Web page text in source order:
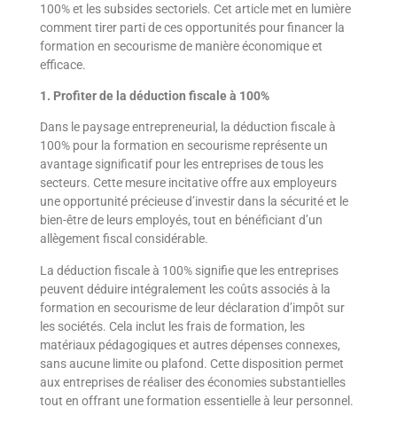
100% et les subsides sectoriels. Cet article met en lumière
comment tirer parti de ces opportunités pour financer la
formation en secourisme de manière économique et
efficace.
1. Profiter de la déduction fiscale à 100%
Dans le paysage entrepreneurial, la déduction fiscale à
100% pour la formation en secourisme représente un
avantage significatif pour les entreprises de tous les
secteurs. Cette mesure incitative offre aux employeurs
une opportunité précieuse d’investir dans la sécurité et le
bien-être de leurs employés, tout en bénéficiant d’un
allègement fiscal considérable.
La déduction fiscale à 100% signifie que les entreprises
peuvent déduire intégralement les coûts associés à la
formation en secourisme de leur déclaration d’impôt sur
les sociétés. Cela inclut les frais de formation, les
matériaux pédagogiques et autres dépenses connexes,
sans aucune limite ou plafond. Cette disposition permet
aux entreprises de réaliser des économies substantielles
tout en offrant une formation essentielle à leur personnel.